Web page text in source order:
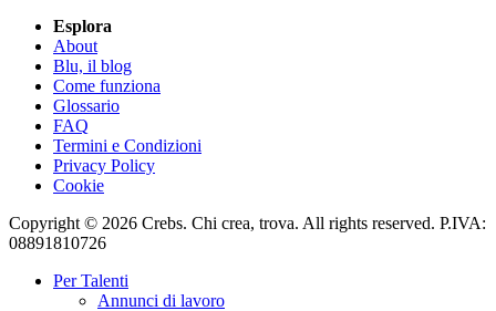
Esplora
About
Blu, il blog
Come funziona
Glossario
FAQ
Termini e Condizioni
Privacy Policy
Cookie
Copyright © 2026 Crebs. Chi crea, trova. All rights reserved. P.IVA:
08891810726
Per Talenti
Annunci di lavoro